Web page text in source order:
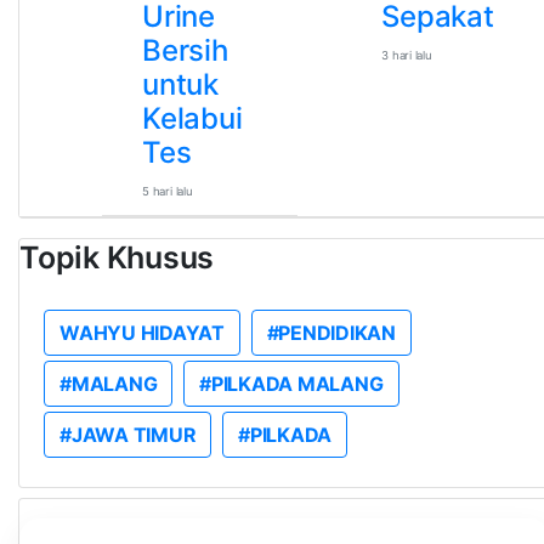
Urine
Bersih
untuk
Kelabui
Tes
5 hari lalu
Sepakat
3 hari lalu
Topik Khusus
WAHYU HIDAYAT #PENDIDIKAN
#MALANG #PILKADA MALANG
#JAWA TIMUR #PILKADA